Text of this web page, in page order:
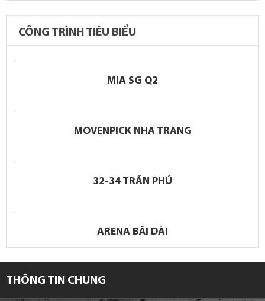
CÔNG TRÌNH TIÊU BIỂU
MIA SG Q2
MOVENPICK NHA TRANG
32-34 TRẦN PHÚ
ARENA BÃI DÀI
THÔNG TIN CHUNG